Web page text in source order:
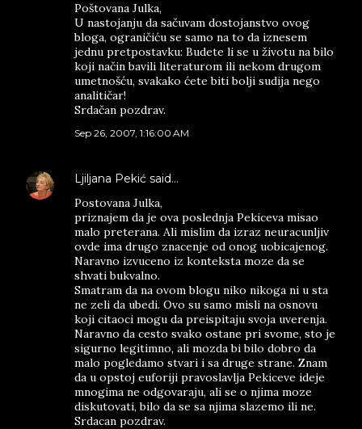
Poštovana Julka,
U nastojanju da sačuvam dostojanstvo ovog
bloga, ograničiću se samo na to da iznesem
jednu pretpostavku: Budete li se u životu na bilo
koji način bavili literaturom ili nekom drugom
umetnošću, svakako ćete biti bolji sudija nego
analitičar!
Srdačan pozdrav.
Sep 26, 2007, 1:16:00 AM
Ljiljana Pekić said…
Postovana Julka,
priznajem da je ova poslednja Pekiceva misao
malo preterana. Ali mislim da izraz neuracunljiv
ovde ima drugo znacenje od onog uobicajenog.
Naravno izvuceno iz konteksta moze da se
shvati bukvalno.
Smatram da na ovom blogu niko nikoga ni u sta
ne zeli da ubedi. Ovo su samo misli na osnovu
koji citaoci mogu da preispitaju svoja uverenja.
Naravno da cesto svako ostane pri svome, sto je
sigurno legitimno, ali mozda bi bilo dobro da
malo pogledamo stvari i sa druge strane. Znam
da u opstoj euforiji pravoslavlja Pekiceve ideje
mnogima ne odgovaraju, ali se o njima moze
diskutovati, bilo da se sa njima slazemo ili ne.
Srdacan pozdrav.